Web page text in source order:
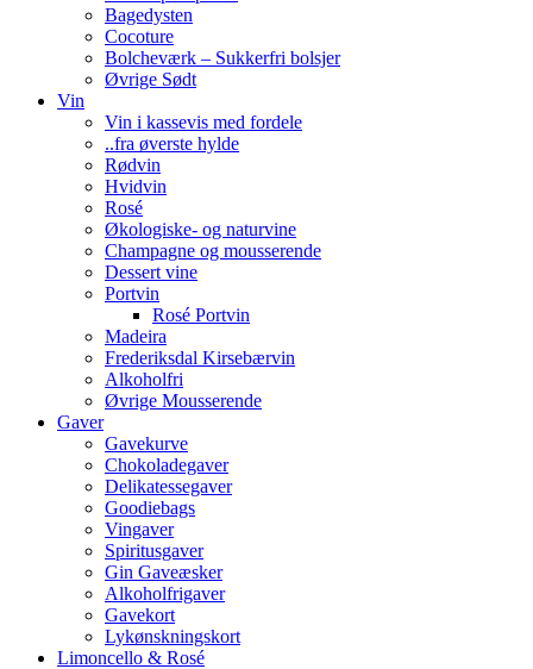
Bagedysten
Cocoture
Bolcheværk – Sukkerfri bolsjer
Øvrige Sødt
Vin
Vin i kassevis med fordele
..fra øverste hylde
Rødvin
Hvidvin
Rosé
Økologiske- og naturvine
Champagne og mousserende
Dessert vine
Portvin
Rosé Portvin
Madeira
Frederiksdal Kirsebærvin
Alkoholfri
Øvrige Mousserende
Gaver
Gavekurve
Chokoladegaver
Delikatessegaver
Goodiebags
Vingaver
Spiritusgaver
Gin Gaveæsker
Alkoholfrigaver
Gavekort
Lykønskningskort
Limoncello & Rosé